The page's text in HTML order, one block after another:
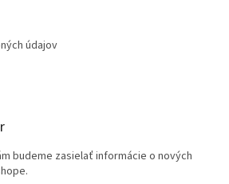
údajov
budeme zasielať informácie o nových